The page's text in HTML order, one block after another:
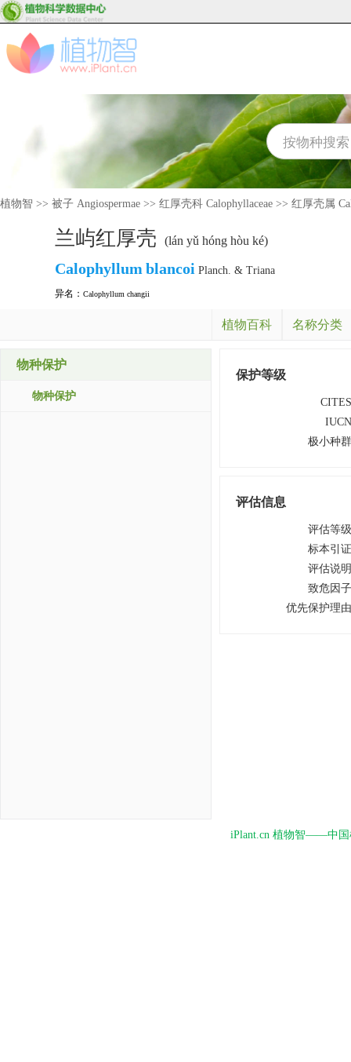
植物智 >> 被子 Angiospermae >> 红厚壳科 Calophyllaceae >> 红厚壳属
兰屿红厚壳 (lán yǔ hóng hòu ké)
Calophyllum blancoi Planch. & Triana
异名： Calophyllum changii
植物百科 名称分类
物种保护
物种保护
保护等级
极小种
评估信息
评估等
标本引
评估说
致危因
优先保护理
iPlant.cn 植物智——中国